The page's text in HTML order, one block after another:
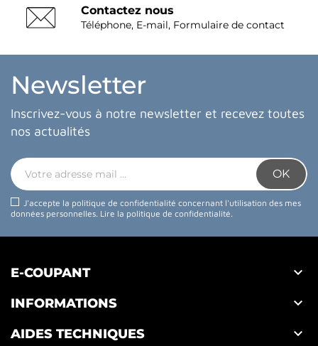
Contactez nous
Téléphone, E-mail, Formulaire de contact
Newsletter
Inscrivez-vous à notre newsletter et recevez toutes
nos actualités
J'accepte la politique de confidentialité concernant l'utilisation des mes
données personnelles. Lire la politique de confidentialité.
E-COUPANT 
INFORMATIONS 
AIDES TECHNIQUES 